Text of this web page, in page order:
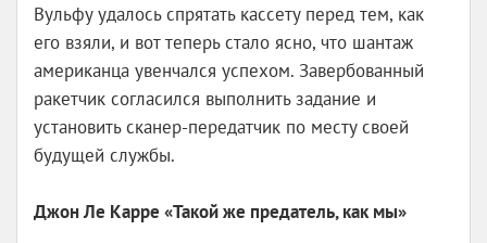
Вульфу удалось спрятать кассету перед тем, как
его взяли, и вот теперь стало ясно, что шантаж
американца увенчался успехом. Завербованный
ракетчик согласился выполнить задание и
установить сканер-передатчик по месту своей
будущей службы.
Джон Ле Карре «Такой же предатель, как мы»